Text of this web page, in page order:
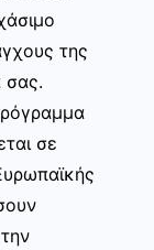
της
σας.
σε